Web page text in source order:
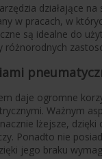
działające
w pracach, w
są idealne do
różnorodnych
daje ogromne
Ważnym
lżejsze, dzięki
Ponadto nie
jego braku